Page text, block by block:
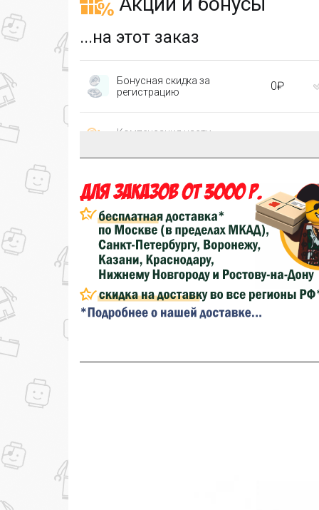
...на этот заказ
Бонусная скидка за
регистрацию
0₽
Компенсация части
...на следующий заказ
Золотая скидка
персональная
10%
(фото сборки) до 10%
на нашем сайте
100₽